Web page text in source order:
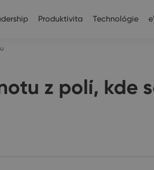
Produktivita Technológie
z polí, kde